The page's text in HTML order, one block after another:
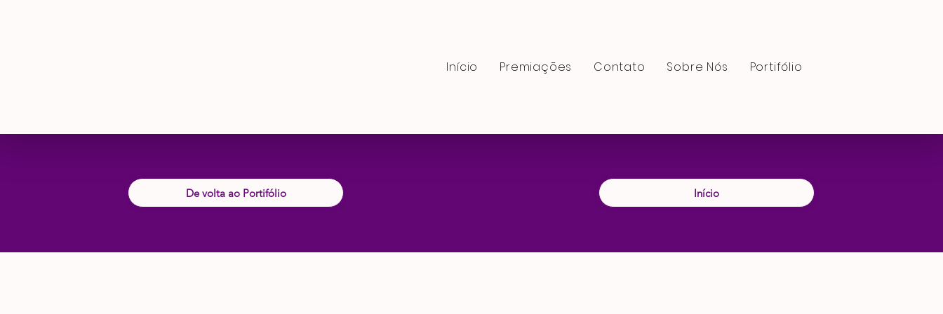
Início Premiaçōes Contato Sobre Nós Portifólio
De volta ao Portifólio Início